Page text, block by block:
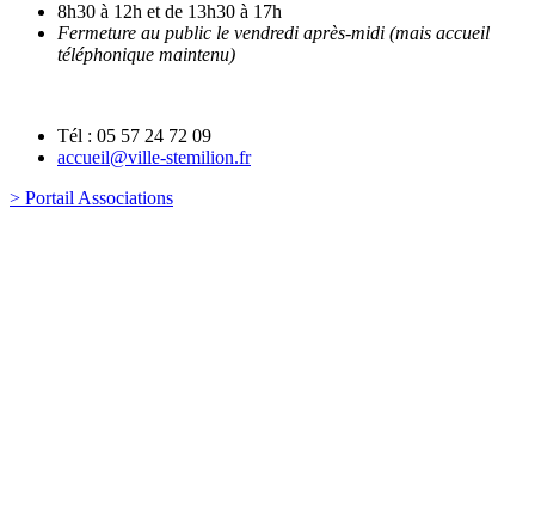
8h30 à 12h et de 13h30 à 17h
Fermeture au public le vendredi après-midi (mais accueil
téléphonique maintenu)
Tél : 05 57 24 72 09
accueil@ville-stemilion.fr
> Portail Associations